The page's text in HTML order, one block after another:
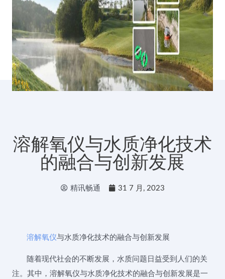
溶解氧仪与水质净化技术
的融合与创新发展
精讯畅通 31 7 月, 2023
溶解氧仪与水质净化技术的融合与创新发展
随着现代社会的不断发展，水质问题日益受到人们的关
注。其中，溶解氧仪与水质净化技术的融合与创新发展是一